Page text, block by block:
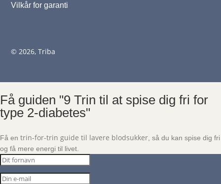
Vilkår for garanti
© 2026, Triba
Få guiden "9 Trin til at spise dig fri for
type 2-diabetes"
Få en trin-for-trin guide til lavere blodsukker , så du kan spise dig fri
og få mere energi til livet.